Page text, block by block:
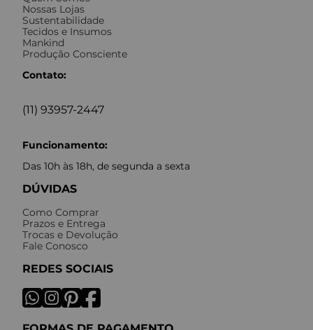
Nossas Lojas
Sustentabilidade
Tecidos e Insumos
Mankind
Produção Consciente
Contato:
(11) 93957-2447
Funcionamento:
Das 10h às 18h, de segunda a sexta
DÚVIDAS
Como Comprar
Prazos e Entrega
Trocas e Devolução
Fale Conosco
REDES SOCIAIS